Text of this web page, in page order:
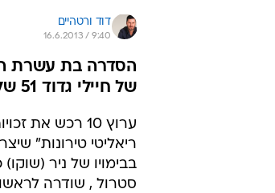
דוד ורטהיים
16.6.2013 / 9:40
הסדרה בת עשרת
של חיילי גדוד 51 של גולני. הפרקים ייערכו לסרט טלוויזיה בן שני חלקים
ערוץ 10 רכש את
בבימויו של ניר
סטרול , שודרה